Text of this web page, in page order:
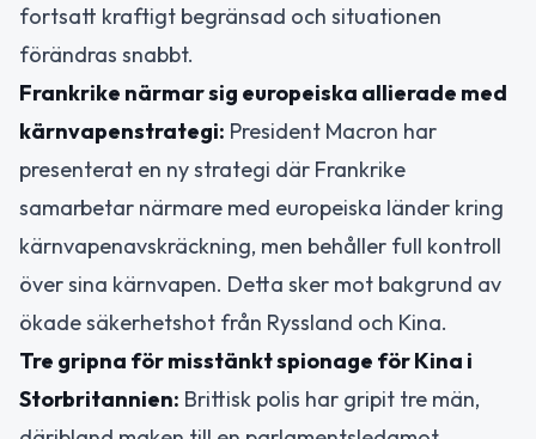
fortsatt kraftigt begränsad och situationen
förändras snabbt.
Frankrike närmar sig europeiska allierade med
kärnvapenstrategi: President Macron har
presenterat en ny strategi där Frankrike
samarbetar närmare med europeiska länder kring
kärnvapenavskräckning, men behåller full kontroll
över sina kärnvapen. Detta sker mot bakgrund av
ökade säkerhetshot från Ryssland och Kina.
Tre gripna för misstänkt spionage för Kina i
Storbritannien: Brittisk polis har gripit tre män,